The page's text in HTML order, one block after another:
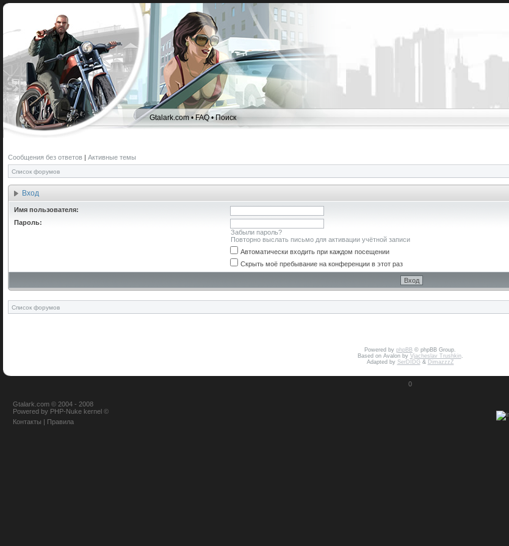
Gtalark.com •FAQ•Поиск
Сообщения без ответов | Активные темы
Список форумов
Вход
Имя пользователя:
Пароль:
Забыли пароль?
Повторно выслать письмо для активации учётной записи
Автоматически входить при каждом посещении
Скрыть моё пребывание на конференции в этот раз
Список форумов
Powered by phpBB © phpBB Group.
Based on Avalon by Vjacheslav Trushkin.
Adapted by SerDIDG& DimazzzZ
0
Gtalark.com © 2004 - 2008
Powered by PHP-Nuke kernel ©
Контакты | Правила